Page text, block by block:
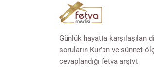
Günlük hayatta karşılaşılan
soruların Kur’an ve sünnet
cevaplandığı fetva arşivi.